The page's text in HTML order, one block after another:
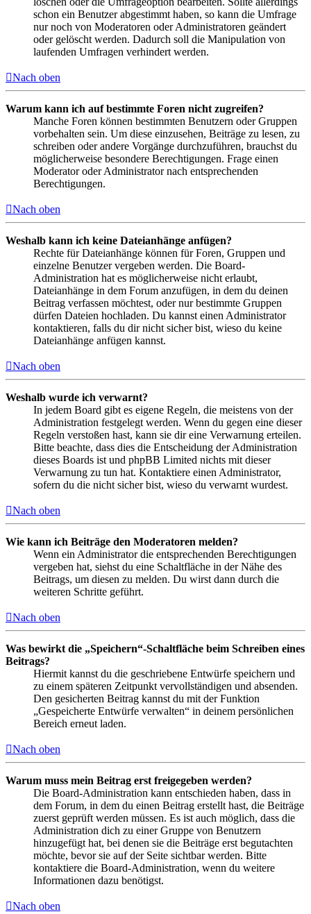
schon ein Benutzer abgestimmt haben, so kann die Umfrage
nur noch von Moderatoren oder Administratoren geändert
oder gelöscht werden. Dadurch soll die Manipulation von
laufenden Umfragen verhindert werden.
Nach oben
Warum kann ich auf bestimmte Foren nicht zugreifen?
Manche Foren können bestimmten Benutzern oder Gruppen
vorbehalten sein. Um diese einzusehen, Beiträge zu lesen, zu
schreiben oder andere Vorgänge durchzuführen, brauchst du
möglicherweise besondere Berechtigungen. Frage einen
Moderator oder Administrator nach entsprechenden
Berechtigungen.
Nach oben
Weshalb kann ich keine Dateianhänge anfügen?
Rechte für Dateianhänge können für Foren, Gruppen und
einzelne Benutzer vergeben werden. Die Board-
Administration hat es möglicherweise nicht erlaubt,
Dateianhänge in dem Forum anzufügen, in dem du deinen
Beitrag verfassen möchtest, oder nur bestimmte Gruppen
dürfen Dateien hochladen. Du kannst einen Administrator
kontaktieren, falls du dir nicht sicher bist, wieso du keine
Dateianhänge anfügen kannst.
Nach oben
Weshalb wurde ich verwarnt?
In jedem Board gibt es eigene Regeln, die meistens von der
Administration festgelegt werden. Wenn du gegen eine dieser
Regeln verstoßen hast, kann sie dir eine Verwarnung erteilen.
Bitte beachte, dass dies die Entscheidung der Administration
dieses Boards ist und phpBB Limited nichts mit dieser
Verwarnung zu tun hat. Kontaktiere einen Administrator,
sofern du die nicht sicher bist, wieso du verwarnt wurdest.
Nach oben
Wie kann ich Beiträge den Moderatoren melden?
Wenn ein Administrator die entsprechenden Berechtigungen
vergeben hat, siehst du eine Schaltfläche in der Nähe des
Beitrags, um diesen zu melden. Du wirst dann durch die
weiteren Schritte geführt.
Nach oben
Was bewirkt die „Speichern“-Schaltfläche beim Schreiben eines
Beitrags?
Hiermit kannst du die geschriebene Entwürfe speichern und
zu einem späteren Zeitpunkt vervollständigen und absenden.
Den gesicherten Beitrag kannst du mit der Funktion
„Gespeicherte Entwürfe verwalten“ in deinem persönlichen
Bereich erneut laden.
Nach oben
Warum muss mein Beitrag erst freigegeben werden?
Die Board-Administration kann entschieden haben, dass in
dem Forum, in dem du einen Beitrag erstellt hast, die Beiträge
zuerst geprüft werden müssen. Es ist auch möglich, dass die
Administration dich zu einer Gruppe von Benutzern
hinzugefügt hat, bei denen sie die Beiträge erst begutachten
möchte, bevor sie auf der Seite sichtbar werden. Bitte
kontaktiere die Board-Administration, wenn du weitere
Informationen dazu benötigst.
Nach oben